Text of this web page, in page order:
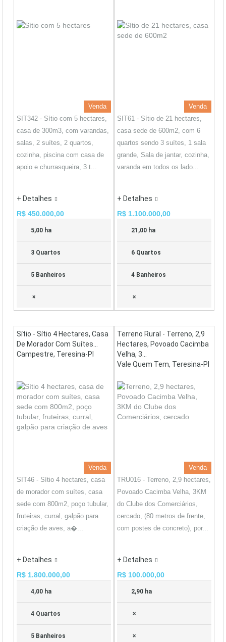
Venda
SIT342 - Sítio com 5 hectares,
casa de 300m3, com varandas,
salas, 2 suítes, 2 quartos,
cozinha, piscina com casa de
apoio e churrasqueira, 3 t...
+ Detalhes
R$ 450.000,00
5,00 ha
3 Quartos
5 Banheiros
×
Venda
SIT61 - Sítio de 21 hectares,
casa sede de 600m2, com 6
quartos sendo 3 suítes, 1 sala
grande, Sala de jantar, cozinha,
varanda em todos os lado...
+ Detalhes
R$ 1.100.000,00
21,00 ha
6 Quartos
4 Banheiros
×
Sítio - Sítio 4 Hectares, Casa
De Morador Com Suítes...
Campestre, Teresina-PI
Venda
SIT46 - Sítio 4 hectares, casa
de morador com suítes, casa
sede com 800m2, poço tubular,
fruteiras, curral, galpão para
criação de aves, a�...
+ Detalhes
R$ 1.800.000,00
4,00 ha
4 Quartos
5 Banheiros
Terreno Rural - Terreno, 2,9
Hectares, Povoado Cacimba
Velha, 3...
Vale Quem Tem, Teresina-PI
Venda
TRU016 - Terreno, 2,9 hectares,
Povoado Cacimba Velha, 3KM
do Clube dos Comerciários,
cercado, (80 metros de frente,
com postes de concreto), por...
+ Detalhes
R$ 100.000,00
2,90 ha
×
×